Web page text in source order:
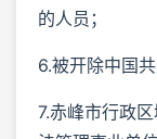
的人员；
6.被开除中国
7.赤峰市行政